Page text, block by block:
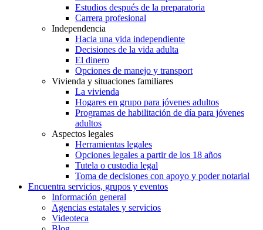
Estudios después de la preparatoria
Carrera profesional
Independencia
Hacia una vida independiente
Decisiones de la vida adulta
El dinero
Opciones de manejo y transport
Vivienda y situaciones familiares
La vivienda
Hogares en grupo para jóvenes adultos
Programas de habilitación de día para jóvenes
adultos
Aspectos legales
Herramientas legales
Opciones legales a partir de los 18 años
Tutela o custodia legal
Toma de decisiones con apoyo y poder notarial
Encuentra servicios, grupos y eventos
Información general
Agencias estatales y servicios
Videoteca